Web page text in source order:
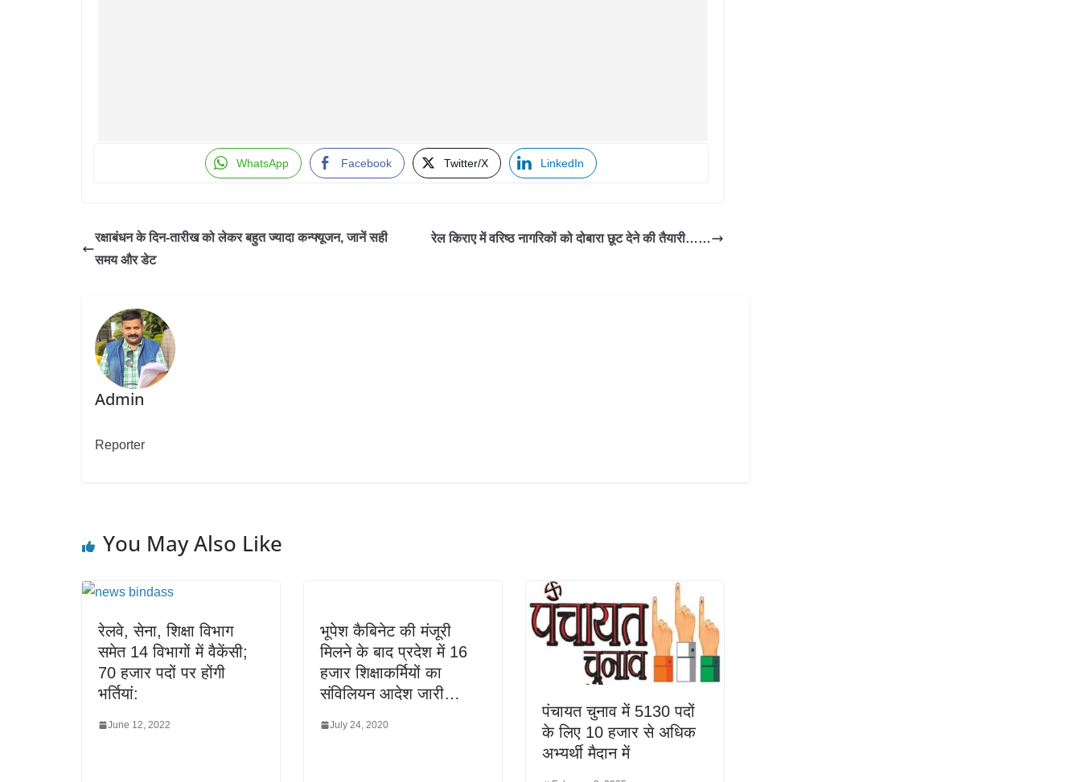
WhatsApp Facebook Twitter/X LinkedIn
रक्षाबंधन के दिन-तारीख को लेकर बहुत ज्यादा कन्फ्यूजन, जानें सही
समय और डेट
रेल किराए में वरिष्ठ नागरिकों को दोबारा छूट देने की तैयारी……
Admin
Reporter
You May Also Like
रेलवे, सेना, शिक्षा विभाग
समेत 14 विभागों में वैकेंसी;
70 हजार पदों पर होंगी
भर्तियां:
June 12, 2022
भूपेश कैबिनेट की मंजूरी
मिलने के बाद प्रदेश में 16
हजार शिक्षाकर्मियों का
संविलियन आदेश जारी…
July 24, 2020
पंचायत चुनाव में 5130 पदों
के लिए 10 हजार से अधिक
अभ्यर्थी मैदान में